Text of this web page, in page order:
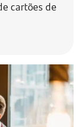
cartões de